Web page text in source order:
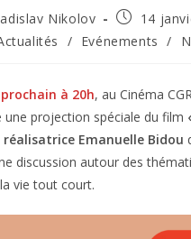
autriceNikolov
Publication
publiée :
14
/ Evénements /
à 20h, au Cinéma
une projection spéciale du film
réalisatrice Emanuelle Bidou
discussion autour des
vie tout court.